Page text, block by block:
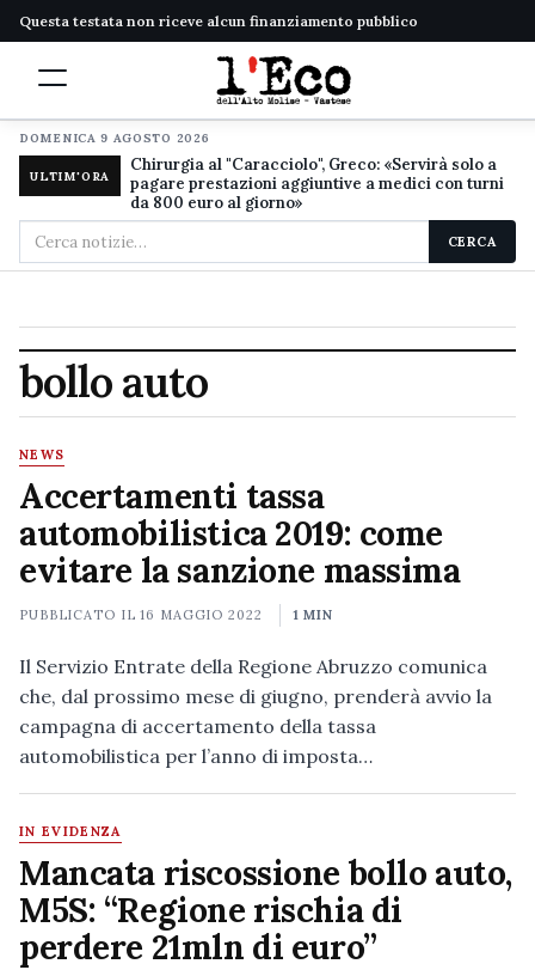
Questa testata non riceve alcun finanziamento pubblico
DOMENICA 9 AGOSTO 2026
ULTIM'ORA
Chirurgia al "Caracciolo", Greco: «Servirà solo a
pagare prestazioni aggiuntive a medici con turni
da 800 euro al giorno»
Cerca
nel
CERCA
bollo auto
NEWS
Accertamenti tassa
automobilistica 2019: come
evitare la sanzione massima
PUBBLICATO IL16 MAGGIO 2022 1 MIN
Il Servizio Entrate della Regione Abruzzo comunica
che, dal prossimo mese di giugno, prenderà avvio la
campagna di accertamento della tassa
automobilistica per l’anno di imposta…
IN EVIDENZA
Mancata riscossione bollo auto,
M5S: “Regione rischia di
perdere 21mln di euro”